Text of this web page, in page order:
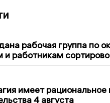
рабочая группа по
работникам
имеет
4 августа